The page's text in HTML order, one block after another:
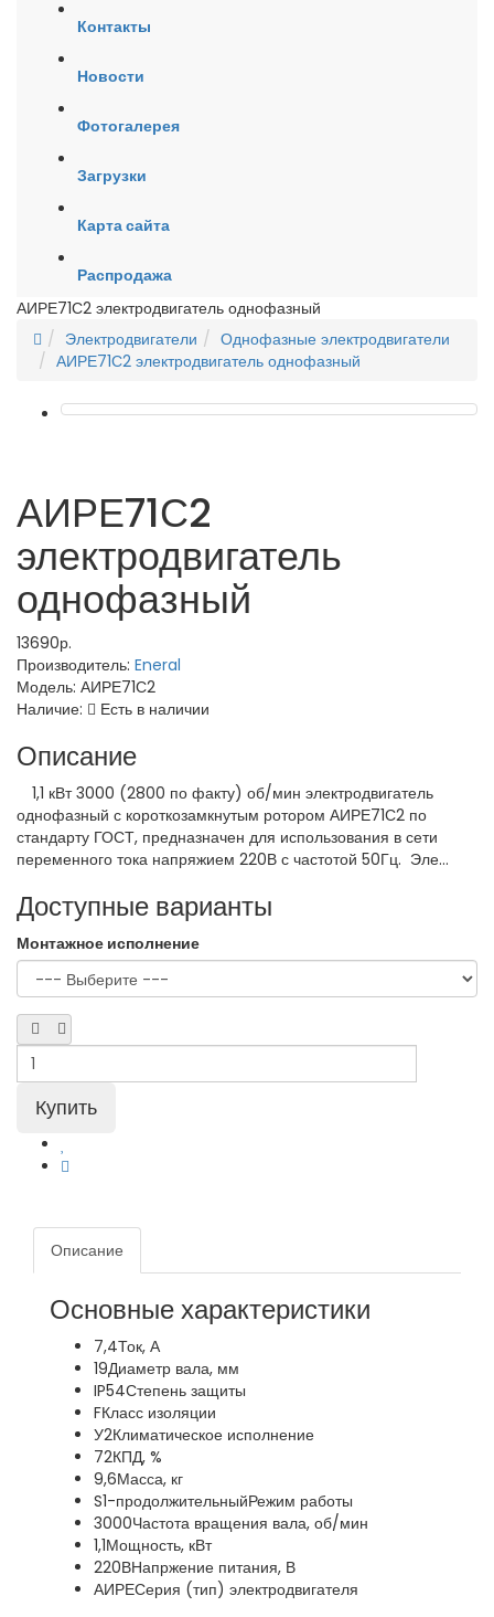
Контакты
Новости
Фотогалерея
Загрузки
Карта сайта
Распродажа
АИРЕ71С2 электродвигатель однофазный
Электродвигатели
Однофазные электродвигатели
АИРЕ71С2 электродвигатель однофазный
АИРЕ71С2
электродвигатель
однофазный
13690р.
Производитель: Eneral
Модель: АИРЕ71С2
Наличие:
Есть в наличии
Описание
1,1 кВт 3000 (2800 по факту) об/мин электродвигатель
однофазный с короткозамкнутым ротором АИРЕ71С2 по
стандарту ГОСТ, предназначен для использования в сети
переменного тока напряжием 220В с частотой 50Гц. Эле...
Доступные варианты
Монтажное исполнение
Описание
Основные характеристики
7,4Ток, А
19Диаметр вала, мм
IP54Степень защиты
FКласс изоляции
У2Климатическое исполнение
72КПД, %
9,6Масса, кг
S1-продолжительныйРежим работы
3000Частота вращения вала, об/мин
1,1Мощность, кВт
220ВНапржение питания, В
АИРЕСерия (тип) электродвигателя